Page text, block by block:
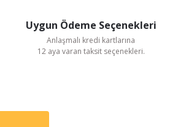
Uygun Ödeme Seçenekleri
Anlaşmalı kredi kartlarına
12 aya varan taksit seçenekleri.